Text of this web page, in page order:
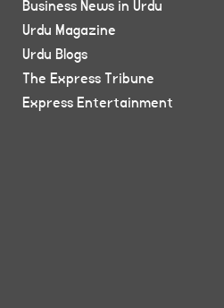
Business News in Urdu
Urdu Magazine
Urdu Blogs
The Express Tribune
Express Entertainment